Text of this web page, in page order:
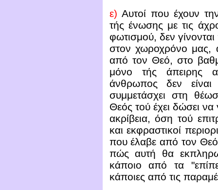
ε) Αυτοί που έχουν
τής ένωσης με τις
φωτισμού, δεν
στον χωροχρόνο μας,
από τον Θεό, στο
μόνο τής άπειρης
άνθρωπος δεν
συμμετάσχει στη
Θεός τού έχει δώσει να
ακρίβεια, όση τού
και εκφραστικοί
που έλαβε από τον
πώς αυτή θα
κάποιο από τα
κάποιες από τις